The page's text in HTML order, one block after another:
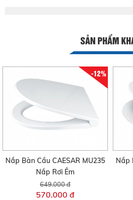
SẢN PHẨM
-12%
Nắp Bàn Cầu CAESAR MU235
Nắp Rơi Êm
649.000 đ
570.000 đ
Nắp